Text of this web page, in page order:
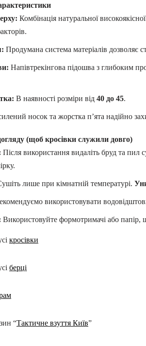
Комбінація натуральної
Продумана система матеріалів дозволяє
Напівтрекінгова підошва з глибоким
В наявності розміри від 40 до 45.
носок та жорстка п’ята надійно
(щоб кросівки служили довго)
Після використання видаліть бруд та
лише при кімнатній температурі.
використовувати
Використовуйте формотримачі або папір,
кросівки
берці
“Тактичне взуття Київ”